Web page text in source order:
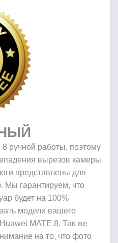
ручной работы, поэтому
вырезов камеры
представлены для
Мы гарантируем, что
будет на 100%
модели вашего
MATE 8. Так же
на то, что фото